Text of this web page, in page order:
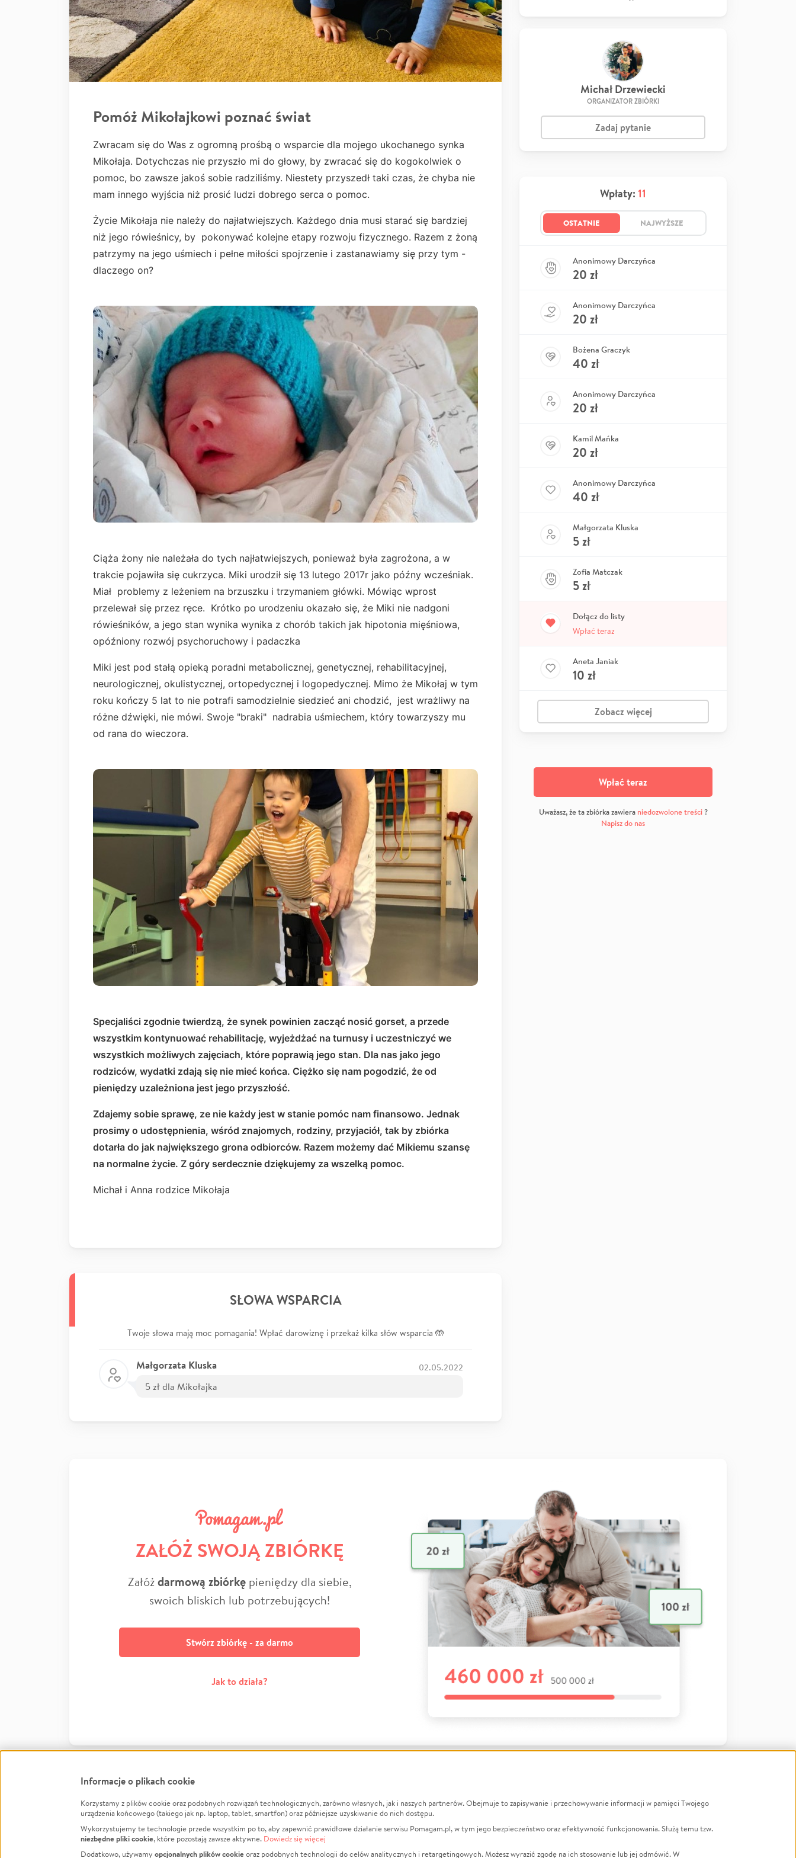
Pomóż Mikołajkowi poznać świat
Zwracam się do Was z ogromną prośbą o wsparcie dla mojego ukochanego synka
Mikołaja. Dotychczas nie przyszło mi do głowy, by zwracać się do kogokolwiek o
pomoc, bo zawsze jakoś sobie radziliśmy. Niestety przyszedł taki czas, że chyba nie
mam innego wyjścia niż prosić ludzi dobrego serca o pomoc.
Życie Mikołaja nie należy do najłatwiejszych. Każdego dnia musi starać się bardziej
niż jego rówieśnicy, by pokonywać kolejne etapy rozwoju fizycznego. Razem z żoną
patrzymy na jego uśmiech i pełne miłości spojrzenie i zastanawiamy się przy tym -
dlaczego on?
Ciąża żony nie należała do tych najłatwiejszych, ponieważ była zagrożona, a w
trakcie pojawiła się cukrzyca. Miki urodził się 13 lutego 2017r jako późny wcześniak.
Miał problemy z leżeniem na brzuszku i trzymaniem główki. Mówiąc wprost
przelewał się przez ręce. Krótko po urodzeniu okazało się, że Miki nie nadgoni
rówieśników, a jego stan wynika wynika z chorób takich jak hipotonia mięśniowa,
opóźniony rozwój psychoruchowy i padaczka
Miki jest pod stałą opieką poradni metabolicznej, genetycznej, rehabilitacyjnej,
neurologicznej, okulistycznej, ortopedycznej i logopedycznej. Mimo że Mikołaj w tym
roku kończy 5 lat to nie potrafi samodzielnie siedzieć ani chodzić, jest wrażliwy na
różne dźwięki, nie mówi. Swoje "braki" nadrabia uśmiechem, który towarzyszy mu
od rana do wieczora.
Specjaliści zgodnie twierdzą, że synek powinien zacząć nosić gorset, a przede
wszystkim kontynuować rehabilitację, wyjeżdżać na turnusy i uczestniczyć we
wszystkich możliwych zajęciach, które poprawią jego stan. Dla nas jako jego
rodziców, wydatki zdają się nie mieć końca. Ciężko się nam pogodzić, że od
pieniędzy uzależniona jest jego przyszłość.
Zdajemy sobie sprawę, ze nie każdy jest w stanie pomóc nam finansowo. Jednak
prosimy o udostępnienia, wśród znajomych, rodziny, przyjaciół, tak by zbiórka
dotarła do jak największego grona odbiorców. Razem możemy dać Mikiemu szansę
na normalne życie. Z góry serdecznie dziękujemy za wszelką pomoc.
Michał i Anna rodzice Mikołaja
SŁOWA WSPARCIA
Twoje słowa mają moc pomagania! Wpłać darowiznę i przekaż kilka słów wsparcia 🤲
Małgorzata Kluska 02.05.2022
5 zł dla Mikołajka
Michał Drzewiecki
ORGANIZATOR ZBIÓRKI
Zadaj pytanie
Wpłaty: 11
OSTATNIE NAJWYŻSZE
Anonimowy Darczyńca
20 zł
Anonimowy Darczyńca
20 zł
Bożena Graczyk
40 zł
Anonimowy Darczyńca
20 zł
Kamil Mańka
20 zł
Anonimowy Darczyńca
40 zł
Małgorzata Kluska
5zł
Zofia Matczak
5zł
Dołącz do listy
Wpłać teraz
Aneta Janiak
10 zł
Zobacz więcej
Wpłać teraz
Uważasz, że ta zbiórka zawiera niedozwolone treści?
Napisz do nas
ZAŁÓŻ SWOJĄ ZBIÓRKĘ
Załóżdarmową zbiórkępieniędzy dla siebie,
swoich bliskich lub potrzebujących!
Stwórz zbiórkę - za darmo
Jak to działa?
FacebookTwitter Instagram
Informacje
Jak to działa?
Regulamin
O nas
Opinie
Raporty
Zbieraj na
Leczenie
Zwierzęta
LGBTQ+
Powódź
Informacje o plikach cookie
Korzystamy z plików cookie oraz podobnych rozwiązań technologicznych, zarówno własnych, jak i naszych partnerów. Obejmuje to zapisywanie i przechowywanie informacji w pamięci Twojego
urządzenia końcowego (takiego jak np. laptop, tablet, smartfon) oraz późniejsze uzyskiwanie do nich dostępu.
Wykorzystujemy te technologie przede wszystkim po to, aby zapewnić prawidłowe działanie serwisu Pomagam.pl, w tym jego bezpieczeństwo oraz efektywność funkcjonowania. Służą temu tzw.
niezbędne pliki cookie, które pozostają zawsze aktywne. Dowiedz się więcej
Dodatkowo, używamy opcjonalnych plików cookieoraz podobnych technologii do celów analitycznych i retargetingowych. Możesz wyrazić zgodę na ich stosowanie lub jej odmówić. W